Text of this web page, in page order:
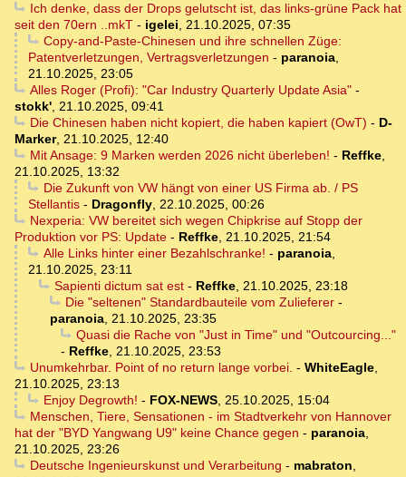
Ich denke, dass der Drops gelutscht ist, das links-grüne Pack hat
seit den 70ern ..mkT - igelei, 21.10.2025, 07:35
Copy-and-Paste-Chinesen und ihre schnellen Züge:
Patentverletzungen, Vertragsverletzungen - paranoia,
21.10.2025, 23:05
Alles Roger (Profi): "Car Industry Quarterly Update Asia"-
stokk', 21.10.2025, 09:41
Die Chinesen haben nicht kopiert, die haben kapiert (OwT) - D-
Marker, 21.10.2025, 12:40
Mit Ansage: 9 Marken werden 2026 nicht überleben! - Reffke,
21.10.2025, 13:32
Die Zukunft von VW hängt von einer US Firma ab. / PS
Stellantis - Dragonfly, 22.10.2025, 00:26
Nexperia: VW bereitet sich wegen Chipkrise auf Stopp der
Produktion vor PS: Update - Reffke, 21.10.2025, 21:54
Alle Links hinter einer Bezahlschranke! - paranoia,
21.10.2025, 23:11
Sapienti dictum sat est- Reffke, 21.10.2025, 23:18
Die "seltenen" Standardbauteile vom Zulieferer-
paranoia, 21.10.2025, 23:35
Quasi die Rache von "Just in Time" und "Outcourcing..."
- Reffke, 21.10.2025, 23:53
Unumkehrbar. Point of no return lange vorbei. - WhiteEagle,
21.10.2025, 23:13
Enjoy Degrowth! - FOX-NEWS, 25.10.2025, 15:04
Menschen, Tiere, Sensationen - im Stadtverkehr von Hannover
hat der "BYD Yangwang U9" keine Chance gegen - paranoia,
21.10.2025, 23:26
Deutsche Ingenieurskunst und Verarbeitung - mabraton,